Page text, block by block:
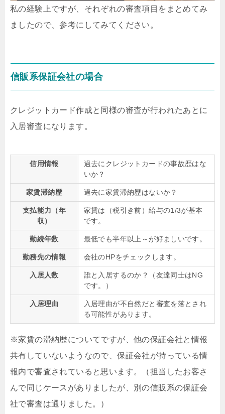
私の経験上ですが、それぞれの審査項目をまとめてみ
ましたので、参考にしてみてください。
信販系保証会社の場合
クレジットカード作成と同様の審査が行われたあとに
入居審査になります。
信用情報
過去にクレジットカードの事故歴はな
いか？
家賃滞納歴 過去に家賃滞納歴はないか？
支払能力（年
収）
家賃は（税引き前）給与の1/3が基本
です。
勤続年数 最低でも半年以上～が好ましいです。
勤務先の情報 会社のHPをチェックします。
入居人数
誰と入居するのか？（友達同士はNG
です。）
入居理由
入居理由が不自然だと審査を落とされ
る可能性があります。
※家賃の滞納歴についてですが、他の保証会社と情報
共有していないようなので、保証会社が持っている情
報内で審査されていると思います。（担当したお客さ
んで同じケースがありましたが、別の信販系の保証会
社で審査は通りました。）